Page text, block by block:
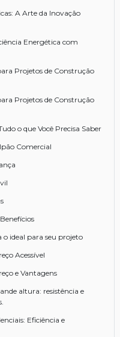
A Arte da Inovação
Energética com
Projetos de Construção
Projetos de Construção
o que Você Precisa Saber
Comercial
o ideal para seu projeto
Acessível
e Vantagens
altura: resistência e
Eficiência e